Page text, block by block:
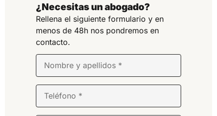
¿Necesitas un abogado?
Rellena el siguiente formulario y en
menos de 48h nos pondremos en
contacto.